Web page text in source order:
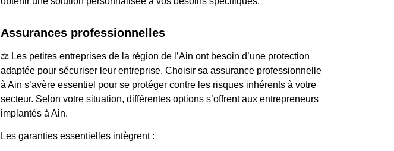
Assurances professionnelles
⚖️ Les petites entreprises de la région de l’Ain ont besoin d’une protection
adaptée pour sécuriser leur entreprise. Choisir sa assurance professionnelle
à Ain s’avère essentiel pour se protéger contre les risques inhérents à votre
secteur. Selon votre situation, différentes options s’offrent aux entrepreneurs
implantés à Ain.
Les garanties essentielles intègrent :